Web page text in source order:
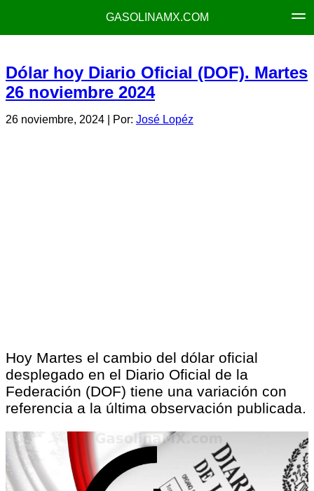
GASOLINAMX.COM
Dólar hoy Diario Oficial (DOF). Martes
26 noviembre 2024
26 noviembre, 2024 | Por: José Lopéz
Hoy Martes el cambio del dólar oficial
desplegado en el Diario Oficial de la
Federación (DOF) tiene una variación con
referencia a la última observación publicada.